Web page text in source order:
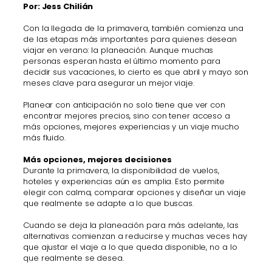
Por: Jess Chilián
Con la llegada de la primavera, también comienza una
de las etapas más importantes para quienes desean
viajar en verano: la planeación. Aunque muchas
personas esperan hasta el último momento para
decidir sus vacaciones, lo cierto es que abril y mayo son
meses clave para asegurar un mejor viaje.
Planear con anticipación no solo tiene que ver con
encontrar mejores precios, sino con tener acceso a
más opciones, mejores experiencias y un viaje mucho
más fluido.
Más opciones, mejores decisiones
Durante la primavera, la disponibilidad de vuelos,
hoteles y experiencias aún es amplia. Esto permite
elegir con calma, comparar opciones y diseñar un viaje
que realmente se adapte a lo que buscas.
Cuando se deja la planeación para más adelante, las
alternativas comienzan a reducirse y muchas veces hay
que ajustar el viaje a lo que queda disponible, no a lo
que realmente se desea.